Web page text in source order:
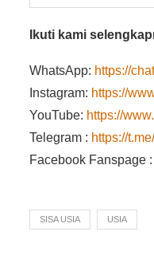
Ikuti kami
WhatsApp: https://
Instagram: https://
YouTube: https://
Telegram : https://
Facebook Fanspage :
SISA USIA USIA